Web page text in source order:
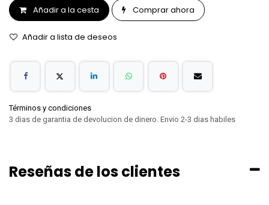
Añadir a la cesta Comprar ahora
Añadir a lista de deseos
Términos y condiciones
3 dias de garantia de devolucion de dinero. Envio 2-3 dias habiles
Reseñas de los clientes